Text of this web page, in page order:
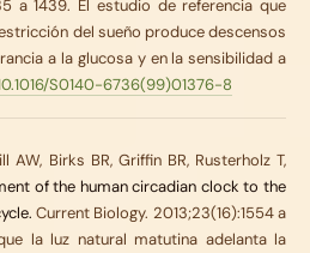
a 1439. El estudio de referencia que
del sueño produce descensos
a la glucosa y en la sensibilidad a
S0140-6736(99)01376-8
AW, Birks BR, Griffin BR, Rusterholz T,
of the human circadian clock to the
Current Biology. 2013;23(16):1554 a
la luz natural matutina adelanta la